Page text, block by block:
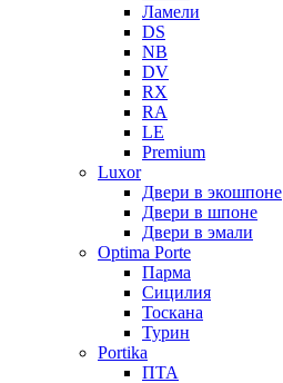
Ламели
DS
NB
DV
RX
RA
LE
Premium
Luxor
Двери в экошпоне
Двери в шпоне
Двери в эмали
Optima Porte
Парма
Сицилия
Тоскана
Турин
Portika
ПТА